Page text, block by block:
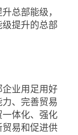
总部能级，
提升的总部
业用足用好
、完善贸易
体化、强化
易和促进供